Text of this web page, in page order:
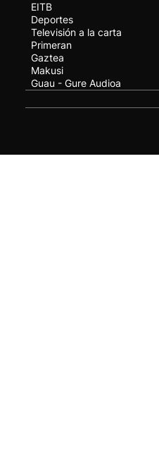
EITB
Deportes
Televisión a la carta
Primeran
Gaztea
Makusi
Guau - Gure Audioa